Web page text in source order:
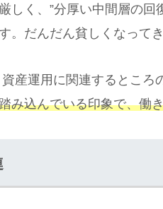
しく、”分厚い中間層の
。だんだん貧しくなって
産運用に関連するところ
み込んでいる印象で、働